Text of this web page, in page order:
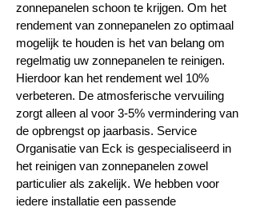
zonnepanelen schoon te krijgen. Om het
rendement van zonnepanelen zo optimaal
mogelijk te houden is het van belang om
regelmatig uw zonnepanelen te reinigen.
Hierdoor kan het rendement wel 10%
verbeteren. De atmosferische vervuiling
zorgt alleen al voor 3-5% vermindering van
de opbrengst op jaarbasis. Service
Organisatie van Eck is gespecialiseerd in
het reinigen van zonnepanelen zowel
particulier als zakelijk. We hebben voor
iedere installatie een passende